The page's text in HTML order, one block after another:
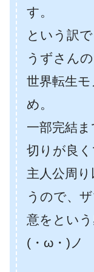
す。
という訳
うずさん
世界転生
め。
一部完結ま
切りが良く
主人公周
うので、
意をという
(・ω・)ノ